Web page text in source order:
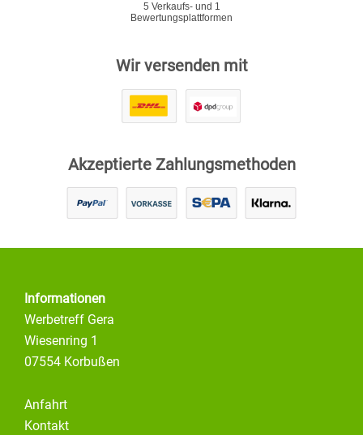
Wir versenden mit
Akzeptierte Zahlungsmethoden
Informationen
Werbetreff Gera
Wiesenring 1
07554 Korbußen
Anfahrt
Kontakt